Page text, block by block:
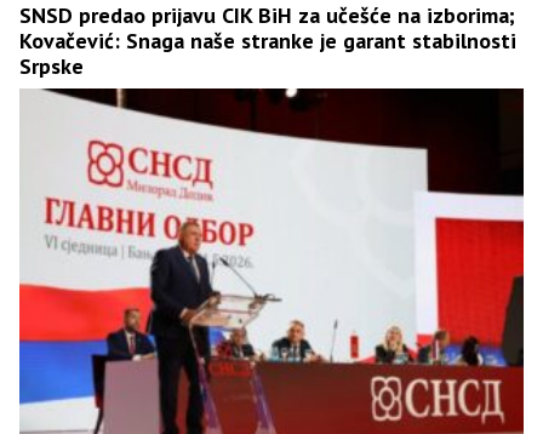
SNSD predao prijavu CIK BiH za učešće na izborima;
Kovačević: Snaga naše stranke je garant stabilnosti
Srpske